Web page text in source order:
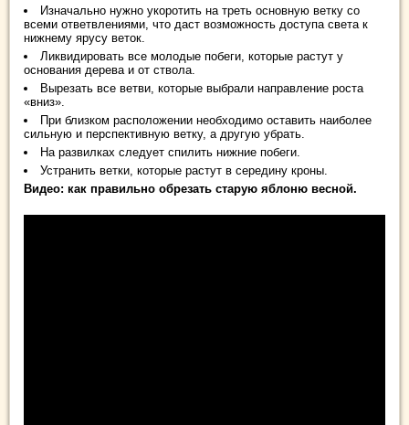
Изначально нужно укоротить на треть основную ветку со
всеми ответвлениями, что даст возможность доступа света к
нижнему ярусу веток.
Ликвидировать все молодые побеги, которые растут у
основания дерева и от ствола.
Вырезать все ветви, которые выбрали направление роста
«вниз».
При близком расположении необходимо оставить наиболее
сильную и перспективную ветку, а другую убрать.
На развилках следует спилить нижние побеги.
Устранить ветки, которые растут в середину кроны.
Видео: как правильно обрезать старую яблоню весной.